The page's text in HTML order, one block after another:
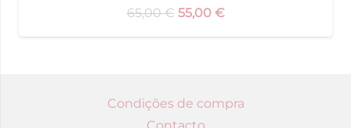
65,00€ 55,00 €
Condições de compra